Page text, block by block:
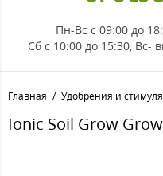
Пн-Вс с 09:00 до
Сб с 10:00 до 15:30, Вс-
Главная Удобрения и
Ionic Soil Grow